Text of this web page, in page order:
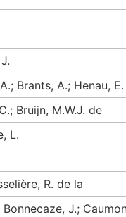
Brants, A.; Henau, E.
Bruijn, M.W.J. de
L.
R. de la
Bonnecaze, J.;